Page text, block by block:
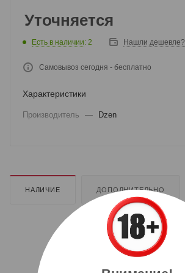
Уточняется
Есть в наличии: 2 Нашли дешевле?
Самовывоз сегодня - бесплатно
Характеристики
Производитель — Dzen
НАЛИЧИЕ ДОПОЛНИТЕЛЬНО